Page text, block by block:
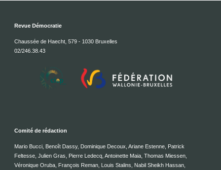
Revue Démocratie
Chaussée de Haecht, 579 - 1030 Bruxelles
02/246.38.43
Comité de rédaction
Mario Bucci, Benoît Dassy, Dominique Decoux, Ariane Estenne, Patrick
Feltesse, Julien Gras, Pierre Ledecq, Antoinette Maia, Thomas Miessen,
Véronique Oruba, François Reman, Louis Stalins, Nabil Sheikh Hassan,